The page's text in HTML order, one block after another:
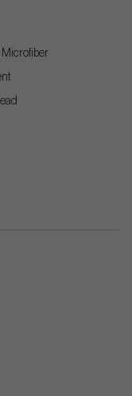
Microfiber​